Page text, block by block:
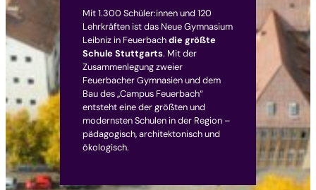
Mit 1.300 Schüler:innen und 120
Lehrkräften ist das Neue Gymnasium
Leibniz in Feuerbachdie größte
Schule Stuttgarts. Mit der
Zusammenlegung zweier
Feuerbacher Gymnasien und dem
Bau des „Campus Feuerbach“
entsteht eine der größten und
modernsten Schulen in der Region –
pädagogisch, architektonisch und
ökologisch.